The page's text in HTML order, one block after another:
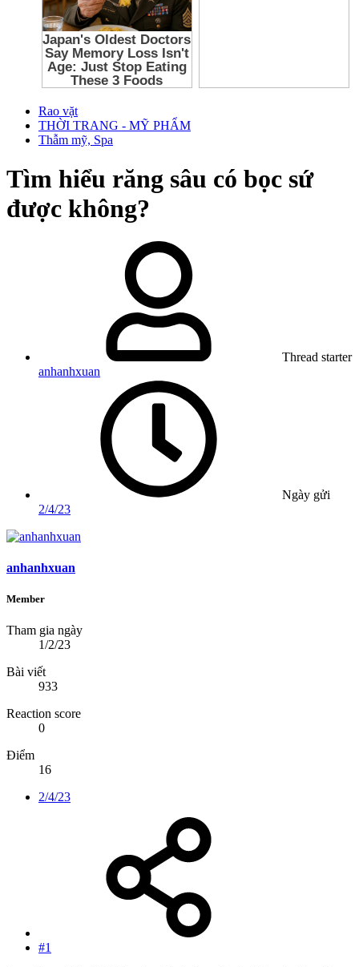
Rao vặt
THỜI TRANG - MỸ PHẨM
Thẫm mỹ, Spa
Tìm hiểu răng sâu có bọc sứ
được không?
Thread starter
anhanhxuan
Ngày gửi
2/4/23
anhanhxuan
Member
Tham gia ngày
1/2/23
Bài viết
933
Reaction score
0
Điểm
16
2/4/23
#1